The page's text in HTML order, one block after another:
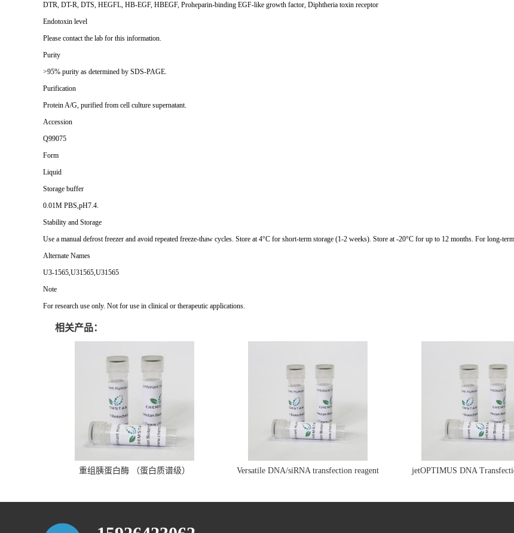
DTR, DT-R, DTS, HEGFL, HB-EGF, HBEGF, Proheparin-binding EGF-like growth factor, Diphtheria toxin receptor
Endotoxin level
Please contact the lab for this information.
Purity
>95% purity as determined by SDS-PAGE.
Purification
Protein A/G, purified from cell culture supernatant.
Accession
Q99075
Form
Liquid
Storage buffer
0.01M PBS,pH7.4.
Stability and Storage
Use a manual defrost freezer and avoid repeated freeze-thaw cycles. Store at 4°C for short-term storage (1-2 weeks). Store at -20°C for up to 12 months. For long-
Alternate Names
U3-1565,U31565,U31565
Note
For research use only. Not for use in clinical or therapeutic applications.
相关产品：
重组胰蛋白酶 （蛋白质谱级）
Versatile DNA/siRNA transfection reagent
jetOPTIMUS DNA